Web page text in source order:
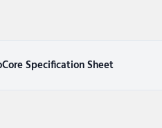
Specification Sheet